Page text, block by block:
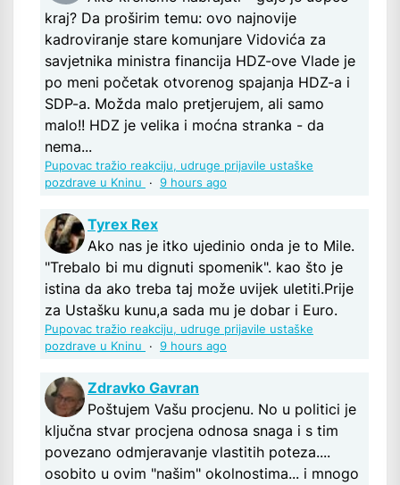
kraj? Da proširim temu: ovo najnovije
kadroviranje stare komunjare Vidovića za
savjetnika ministra financija HDZ-ove Vlade je
po meni početak otvorenog spajanja HDZ-a i
SDP-a. Možda malo pretjerujem, ali samo
malo!! HDZ je velika i moćna stranka - da
nema...
Pupovac tražio reakciju, udruge prijavile ustaške
pozdrave u Kninu
· 9 hours ago
Tyrex Rex
Ako nas je itko ujedinio onda je to Mile.
"Trebalo bi mu dignuti spomenik". kao što je
istina da ako treba taj može uvijek uletiti.Prije
za Ustašku kunu,a sada mu je dobar i Euro.
Pupovac tražio reakciju, udruge prijavile ustaške
pozdrave u Kninu
· 9 hours ago
Zdravko Gavran
Poštujem Vašu procjenu. No u politici je
ključna stvar procjena odnosa snaga i s tim
povezano odmjeravanje vlastitih poteza....
osobito u ovim "našim" okolnostima... i mnogo